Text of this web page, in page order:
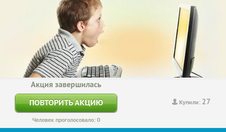
Купили: 27
Акция завершилась
ПОВТОРИТЬ АКЦИЮ
Человек проголосовало: 0